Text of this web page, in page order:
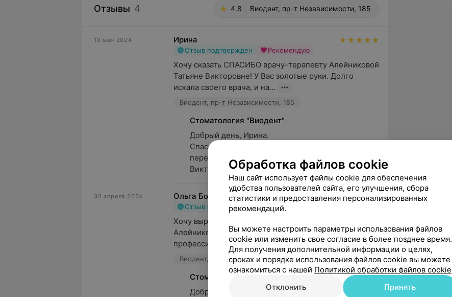
Отзывы 4 4.8 Виодент, пр-т Независимости, 185
10 мая 2024 Ирина
Отзыв подтвержден Рекомендую
Хочу сказать СПАСИБО врачу-терапевту Алейниковой
Татьяне Викторовне! У Вас золотые руки. Долго
искала своего врача, и на...
Виодент, пр-т Независимости, 185
Стоматология "Виодент"
Добрый день, Ирина.
Спасибо за Ваши теплые слова. Обязательно
передадим Вашу благодарность Татьяне
Викторовне. Мы стрем...
30 апреля 2024 Ольга Бобрович
Отзыв подтвержден Рекомендую
Хочу выразить свою искреннюю благодарность
Алейниковой Татьяне Викторовне за ее
профессионализм и доброжелательность. До...
Виодент, пр-т Независимости, 185
Стоматология "Виодент"
Добрый день, Ольга.
Обработка файлов cookie
Наш сайт использует файлы cookie для обеспечения
удобства пользователей сайта, его улучшения, сбора
статистики и предоставления персонализированных
рекомендаций.
Вы можете настроить параметры использования файлов
cookie или изменить свое согласие в более позднее время.
Для получения дополнительной информации о целях,
сроках и порядке использования файлов cookie вы можете
ознакомиться с нашей Политикой обработки файлов cookie
Отклонить
Принять